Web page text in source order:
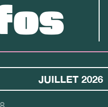
JUILLET 2026